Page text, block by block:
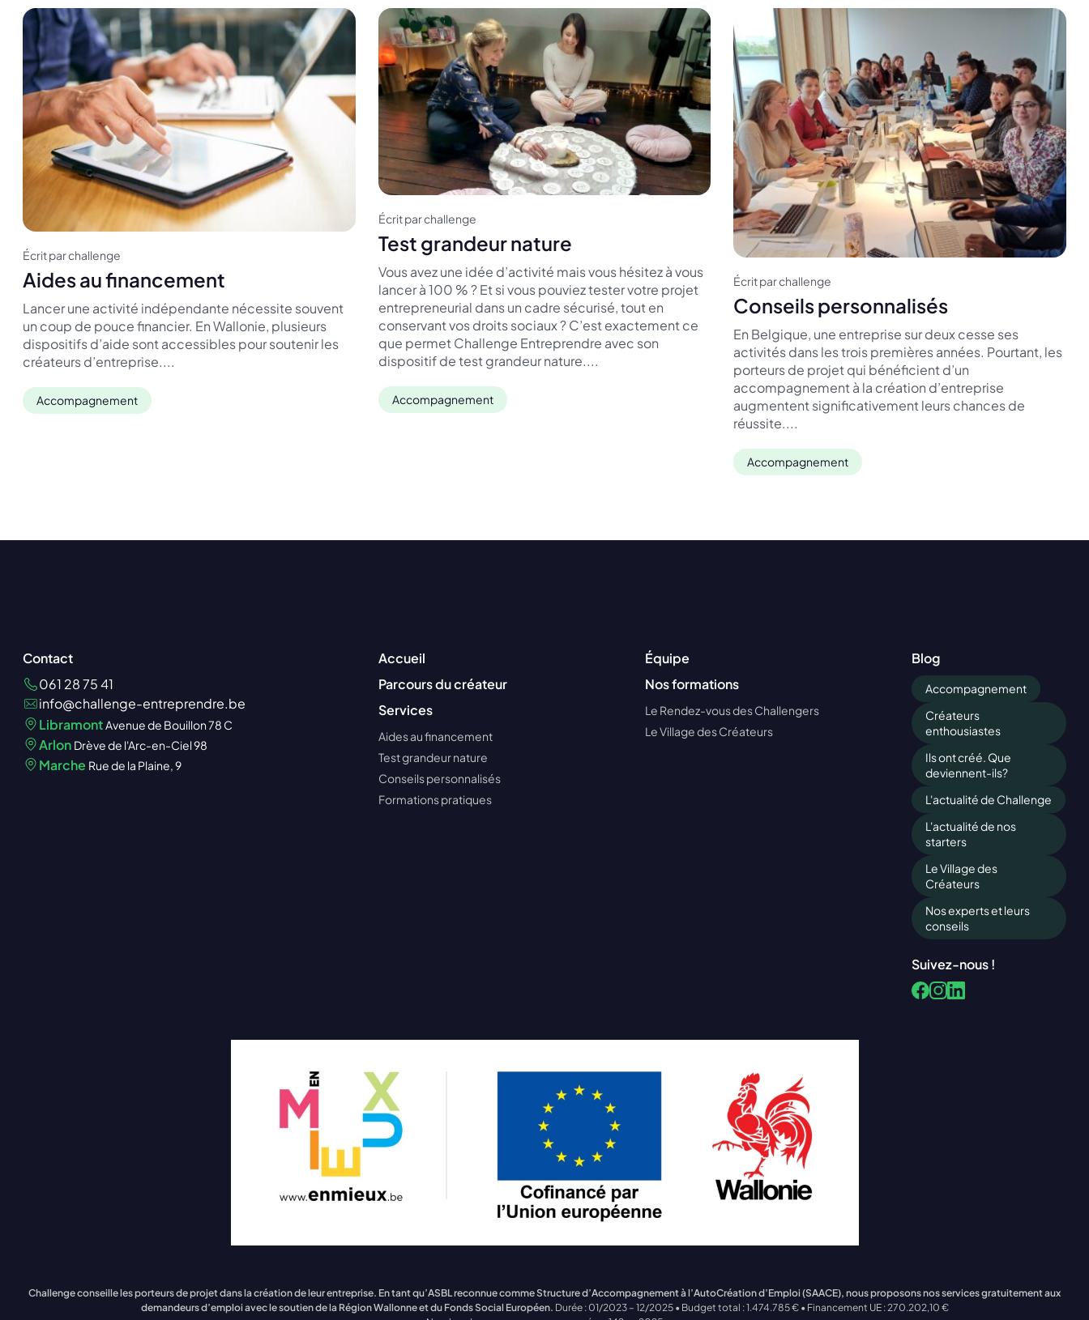
Écrit par challenge
Aides au financement
Lancer une activité indépendante nécessite souvent
un coup de pouce financier. En Wallonie, plusieurs
dispositifs d’aide sont accessibles pour soutenir les
créateurs d’entreprise....
Accompagnement
Écrit par challenge
Test grandeur nature
Vous avez une idée d’activité mais vous hésitez à vous
lancer à 100 % ? Et si vous pouviez tester votre projet
entrepreneurial dans un cadre sécurisé, tout en
conservant vos droits sociaux ? C’est exactement ce
que permet Challenge Entreprendre avec son
dispositif de test grandeur nature....
Accompagnement
Écrit par challenge
Conseils personnalisés
En Belgique, une entreprise sur deux cesse ses
activités dans les trois premières années. Pourtant, les
porteurs de projet qui bénéficient d’un
accompagnement à la création d’entreprise
augmentent significativement leurs chances de
réussite....
Accompagnement
Contact
061 28 75 41
info@challenge-entreprendre.be
LibramontAvenue de Bouillon 78 C
Arlon Drève de l'Arc-en-Ciel 98
Marche Rue de la Plaine, 9
Accueil
Parcours du créateur
Services
Aides au financement
Test grandeur nature
Conseils personnalisés
Formations pratiques
Équipe
Nos formations
Le Rendez-vous des Challengers
Le Village des Créateurs
Blog
Accompagnement
Créateurs
enthousiastes
Ils ont créé. Que
deviennent-ils?
L'actualité de Challenge
L'actualité de nos
starters
Le Village des
Créateurs
Nos experts et leurs
conseils
Suivez-nous !
Challenge conseille les porteurs de projet dans la création de leur entreprise. En tant qu’ASBL reconnue comme Structure d’Accompagnement à l’AutoCréation d’Emploi (SAACE), nous proposons nos services gratuitement aux
demandeurs d’emploi avec le soutien de la Région Wallonne et du Fonds Social Européen. Durée : 01/2023 – 12/2025 • Budget total : 1.474.785 € • Financement UE : 270.202,10 €